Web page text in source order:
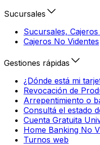
Sucursales
Sucursales,
Cajeros No Videntes
Gestiones rápidas
¿Dónde está mi
Revocación de
Arrepentimiento o
Consultá el estado
Cuenta Gratuita
Home Banking No
Turnos web